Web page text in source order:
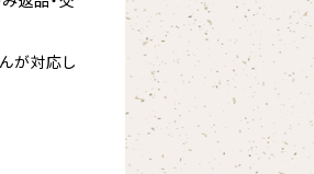
が対応し